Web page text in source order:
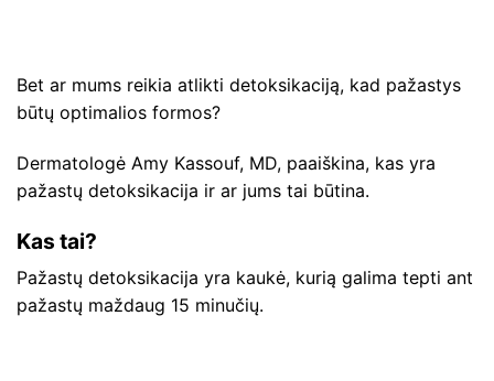
Bet ar mums reikia atlikti detoksikaciją, kad pažastys
būtų optimalios formos?
Dermatologė Amy Kassouf, MD, paaiškina, kas yra
pažastų detoksikacija ir ar jums tai būtina.
Kas tai?
Pažastų detoksikacija yra kaukė, kurią galima tepti ant
pažastų maždaug 15 minučių.